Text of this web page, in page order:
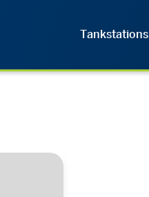
Tankstations